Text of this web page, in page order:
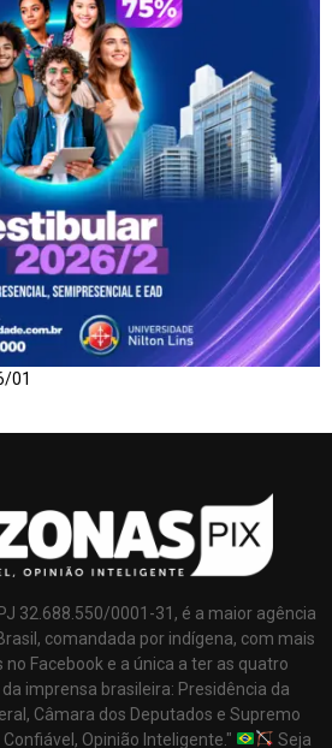
01
32.688.550/0001-31, é a maior agência
comandada por indígena, com mais
Facebook e a única a ter as quatro
imprensa brasileira: Presidência da
Câmara dos Deputados e Supremo
Opinião Inteligente."
Seja